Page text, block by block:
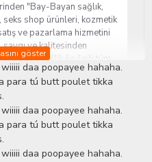
"Bay-Bayan sağlık,
seks shop ürünleri, kozmetik
ve pazarlama hizmetini
saygı ve kalitesinden
ve güzellik ile ilgili tüm
Yetkin ve uzman kadrosu ile
seçenekleriyle karşılıyor.
insan odaklı çalışma
mutlu, sağlıklı ve
güzellik danışmanlığı
Erotik Shop sektöründeki
takip etmesi, yaklaşık
daa poopayee hahaha.
para tú butt poulet tikka
daa poopayee hahaha.
para tú butt poulet tikka
daa poopayee hahaha.